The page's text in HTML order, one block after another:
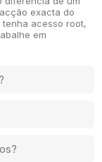
exacta do
acesso root,
em